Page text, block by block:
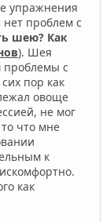
упражнения
проблем с
шею? Как
). Шея
проблемы с
пор как
овоще
не мог
что мне
к
как